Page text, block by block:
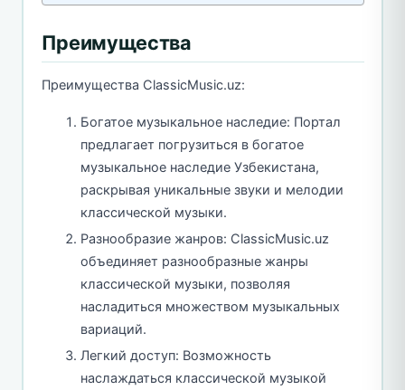
Преимущества
Преимущества ClassicMusic.uz:
Богатое музыкальное наследие: Портал
предлагает погрузиться в богатое
музыкальное наследие Узбекистана,
раскрывая уникальные звуки и мелодии
классической музыки.
Разнообразие жанров: ClassicMusic.uz
объединяет разнообразные жанры
классической музыки, позволяя
насладиться множеством музыкальных
вариаций.
Легкий доступ: Возможность
наслаждаться классической музыкой